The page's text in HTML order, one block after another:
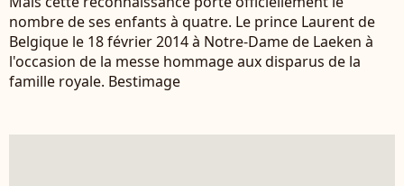
nombre de ses enfants à quatre. Le prince Laurent de
Belgique le 18 février 2014 à Notre-Dame de Laeken à
l'occasion de la messe hommage aux disparus de la
famille royale. Bestimage